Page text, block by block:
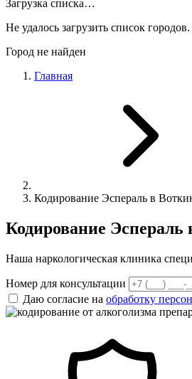
Загрузка списка…
Не удалось загрузить список
Город не найден
Главная
Кодирование Эспераль в
Кодирование Эспераль
Наша наркологическая клиника
Номер для консультации
Даю согласие на обработку